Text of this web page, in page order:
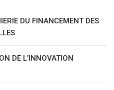
DU FINANCEMENT DES
DE L’INNOVATION